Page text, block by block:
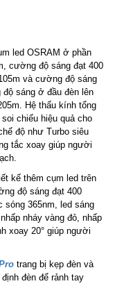
led OSRAM ở phần
cường độ sáng đạt 400
và cường độ sáng
sáng ở đầu đèn lên
Hệ thấu kính tổng
chiếu hiệu quả cho
độ như Turbo siêu
tắc xoay giúp người
kế thêm cụm led trên
độ sáng đạt 400
sóng 365nm, led sáng
nháy vàng đỏ, nhấp
xoay 20° giúp người
trang bị kẹp đèn và
đèn để rảnh tay